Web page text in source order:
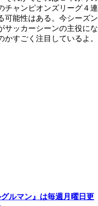
チャンピオンズリーグ４連
可能性はある。今シーズン
サッカーシーンの主役にな
すごく注目しているよ。
ルマン』は毎週月曜日更